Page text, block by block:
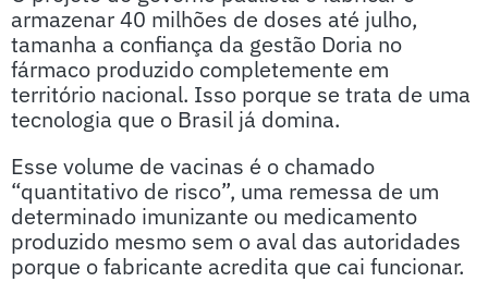
armazenar 40 milhões de doses até julho,
tamanha a confiança da gestão Doria no
fármaco produzido completemente em
território nacional. Isso porque se trata de uma
tecnologia que o Brasil já domina.
Esse volume de vacinas é o chamado
“quantitativo de risco”, uma remessa de um
determinado imunizante ou medicamento
produzido mesmo sem o aval das autoridades
porque o fabricante acredita que cai funcionar.